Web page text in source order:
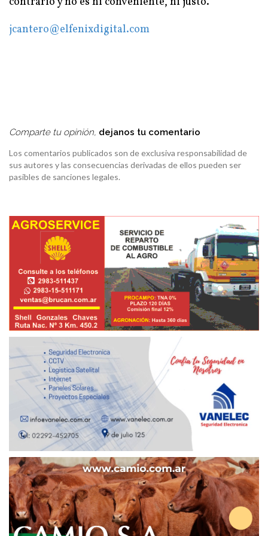
jcantero@elfenixdigital.com
Comparte tu opinión, dejanos tu comentario
Los comentarios publicados son de exclusiva responsabilidad de
sus autores y las consecuencias derivadas de ellos pueden ser
pasibles de sanciones legales.